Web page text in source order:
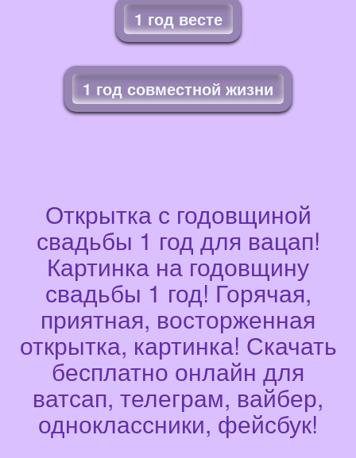
1 год весте
1 год совместной жизни
Открытка с годовщиной
свадьбы 1 год для вацап!
Картинка на годовщину
свадьбы 1 год! Горячая,
приятная, восторженная
открытка, картинка! Скачать
бесплатно онлайн для
ватсап, телеграм, вайбер,
одноклассники, фейсбук!